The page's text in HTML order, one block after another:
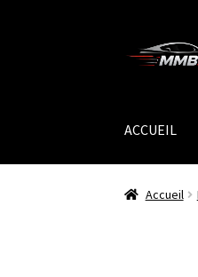
Aller
Aller
ACCUEIL
Accueil